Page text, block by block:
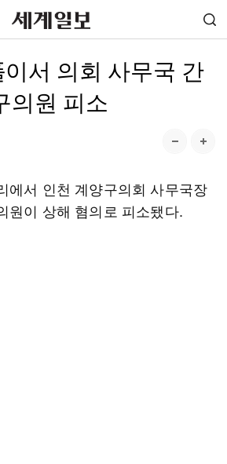
서 의회 사무국 간
의원 피소
에서 인천 계양구의회 사무국장
원이 상해 혐의로 피소됐다.